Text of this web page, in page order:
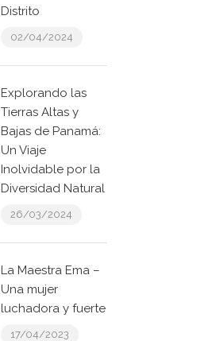
Distrito
02/04/2024
Explorando las
Tierras Altas y
Bajas de Panamá:
Un Viaje
Inolvidable por la
Diversidad Natural
26/03/2024
La Maestra Ema –
Una mujer
luchadora y fuerte
17/04/2023